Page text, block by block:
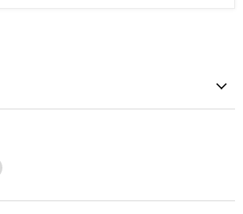
Find
on